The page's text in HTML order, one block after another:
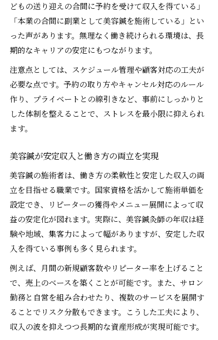
どもの送り迎えの合間に予約を受けて収入を得ている」
「本業の合間に副業として美容鍼を施術している」とい
った声があります。無理なく働き続けられる環境は、長
期的なキャリアの安定にもつながります。
注意点としては、スケジュール管理や顧客対応の工夫が
必要な点です。予約の取り方やキャンセル対応のルール
作り、プライベートとの線引きなど、事前にしっかりと
した体制を整えることで、ストレスを最小限に抑えられ
ます。
美容鍼が安定収入と働き方の両立を実現
美容鍼の施術者は、働き方の柔軟性と安定した収入の両
立を目指せる職業です。国家資格を活かして施術単価を
設定でき、リピーターの獲得やメニュー展開によって収
益の安定化が図れます。実際に、美容鍼灸師の年収は経
験や地域、集客力によって幅がありますが、安定した収
入を得ている事例も多く見られます。
例えば、月間の新規顧客数やリピーター率を上げること
で、売上のベースを築くことが可能です。また、サロン
勤務と自営を組み合わせたり、複数のサービスを展開す
ることでリスク分散もできます。こうした工夫により、
収入の波を抑えつつ長期的な資産形成が実現可能です。